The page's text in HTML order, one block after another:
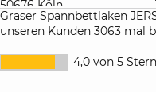
50676 Köln
Deutschland
Samstag: 10:00 - 16:00 Uhr
Graser Spannbettlaken
unseren Kunden 3063 mal
4,0 von 5